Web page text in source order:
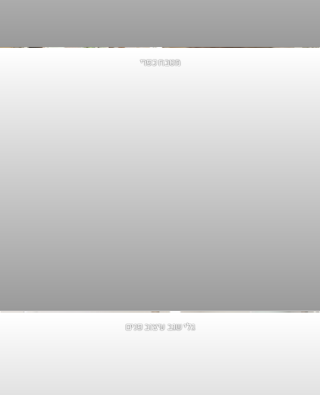
מטבח כפרי
גלי שגב עיצוב פנים